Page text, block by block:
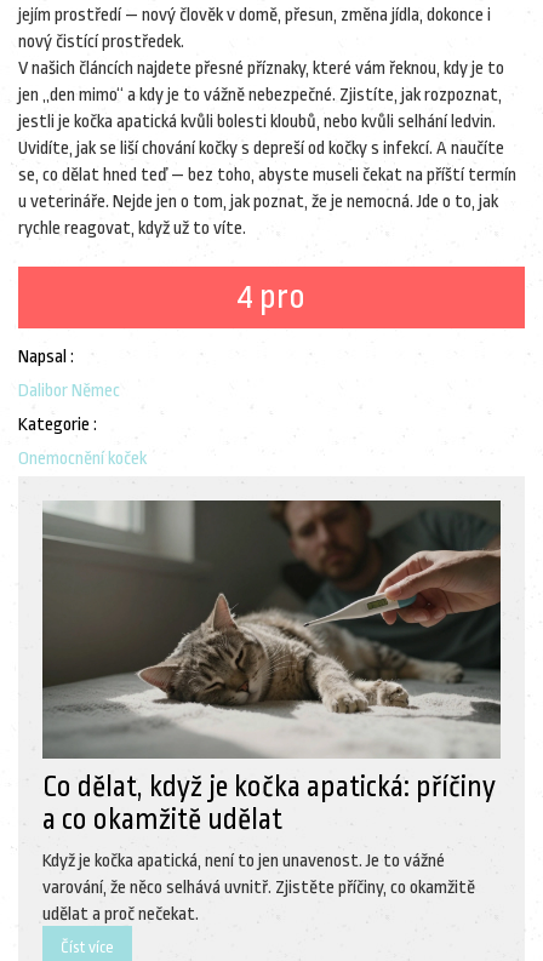
jejím prostředí — nový člověk v domě, přesun, změna jídla, dokonce i
nový čistící prostředek.
V našich článcích najdete přesné příznaky, které vám řeknou, kdy je to
jen „den mimo“ a kdy je to vážně nebezpečné. Zjistíte, jak rozpoznat,
jestli je kočka apatická kvůli bolesti kloubů, nebo kvůli selhání ledvin.
Uvidíte, jak se liší chování kočky s depreší od kočky s infekcí. A naučíte
se, co dělat hned teď — bez toho, abyste museli čekat na příští termín
u veterináře. Nejde jen o tom, jak poznat, že je nemocná. Jde o to, jak
rychle reagovat, když už to víte.
4 pro
Napsal :
Dalibor Němec
Kategorie :
Onemocnění koček
Co dělat, když je kočka apatická: příčiny
a co okamžitě udělat
Když je kočka apatická, není to jen unavenost. Je to vážné
varování, že něco selhává uvnitř. Zjistěte příčiny, co okamžitě
udělat a proč nečekat.
Číst více